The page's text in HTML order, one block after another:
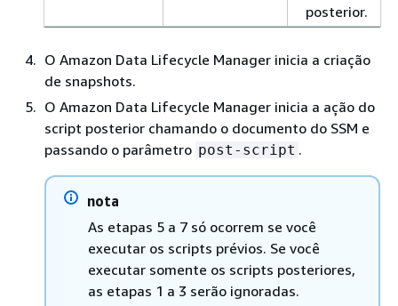
posterior.
O Amazon Data Lifecycle Manager inicia a criação
de snapshots.
O Amazon Data Lifecycle Manager inicia a ação do
script posterior chamando o documento do SSM e
passando o parâmetro post-script .
nota
As etapas 5 a 7 só ocorrem se você
executar os scripts prévios. Se você
executar somente os scripts posteriores,
as etapas 1 a 3 serão ignoradas.